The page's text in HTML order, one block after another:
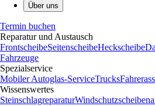
Über uns
Termin buchen
Reparatur und Austausch
FrontscheibeSeitenscheibeHeckscheibe
Fahrzeuge
Spezialservice
Mobiler Autoglas-ServiceTrucks
Wissenswertes
Steinschlagreparatur